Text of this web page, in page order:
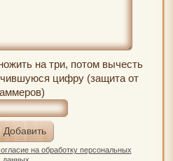
на три, потом вычесть
цифру (защита от
на обработку персональных